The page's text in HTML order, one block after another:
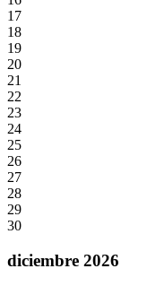
17
18
19
20
21
22
23
24
25
26
27
28
29
30
diciembre 2026